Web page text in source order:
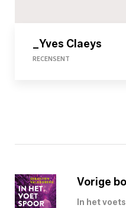
_Yves Claeys
RECENSENT
Vorige
In het